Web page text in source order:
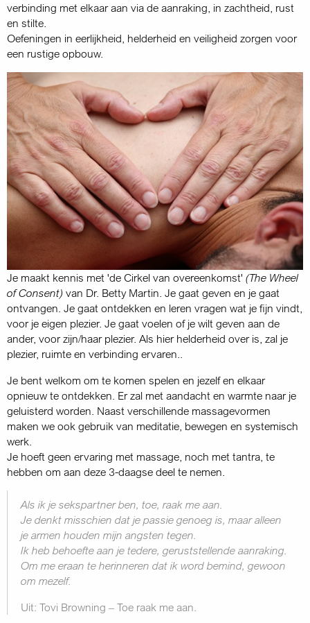
verbinding met elkaar aan via de aanraking, in zachtheid, rust
en stilte.
Oefeningen in eerlijkheid, helderheid en veiligheid zorgen voor
een rustige opbouw.
Je maakt kennis met 'de Cirkel van overeenkomst' (The Wheel
of Consent) van Dr. Betty Martin. Je gaat geven en je gaat
ontvangen. Je gaat ontdekken en leren vragen wat je fijn vindt,
voor je eigen plezier. Je gaat voelen of je wilt geven aan de
ander, voor zijn/haar plezier. Als hier helderheid over is, zal je
plezier, ruimte en verbinding ervaren..
Je bent welkom om te komen spelen en jezelf en elkaar
opnieuw te ontdekken. Er zal met aandacht en warmte naar je
geluisterd worden. Naast verschillende massagevormen
maken we ook gebruik van meditatie, bewegen en systemisch
werk.
Je hoeft geen ervaring met massage, noch met tantra, te
hebben om aan deze 3-daagse deel te nemen.
Als ik je sekspartner ben, toe, raak me aan.
Je denkt misschien dat je passie genoeg is, maar alleen
je armen houden mijn angsten tegen.
Ik heb behoefte aan je tedere, geruststellende aanraking.
Om me eraan te herinneren dat ik word bemind, gewoon
om mezelf.
Uit: Tovi Browning – Toe raak me aan.